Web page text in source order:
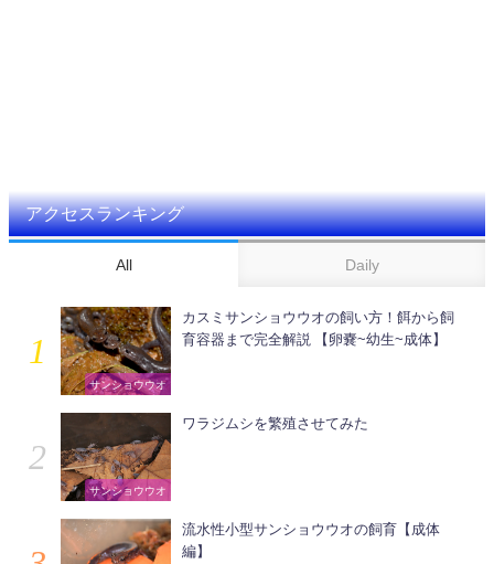
アクセスランキング
All Daily
サンショウウオ
カスミサンショウウオの飼い方！餌から飼
育容器まで完全解説 【卵嚢~幼生~成体】
サンショウウオ
ワラジムシを繁殖させてみた
流水性小型サンショウウオの飼育【成体
編】